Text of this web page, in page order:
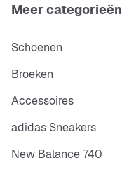
Meer categorieën
Schoenen
Broeken
Accessoires
adidas Sneakers
New Balance 740